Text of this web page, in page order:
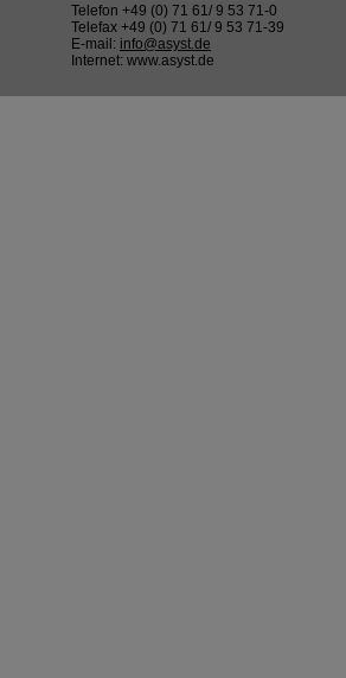
Telefon +49 (0) 71 61/ 9 53 71-0
Telefax +49 (0) 71 61/ 9 53 71-39
E-mail: info@asyst.de
Internet: www.asyst.de